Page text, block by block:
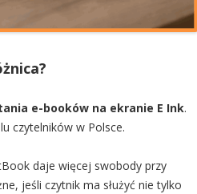
e-booków na ekranie E Ink.
czytelników w Polsce.
daje więcej swobody przy
jeśli czytnik ma służyć nie tylko